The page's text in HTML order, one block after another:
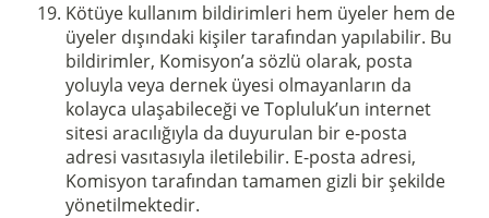
Kötüye kullanım bildirimleri hem üyeler hem de
üyeler dışındaki kişiler tarafından yapılabilir. Bu
bildirimler, Komisyon’a sözlü olarak, posta
yoluyla veya dernek üyesi olmayanların da
kolayca ulaşabileceği ve Topluluk’un internet
sitesi aracılığıyla da duyurulan bir e-posta
adresi vasıtasıyla iletilebilir. E-posta adresi,
Komisyon tarafından tamamen gizli bir şekilde
yönetilmektedir.